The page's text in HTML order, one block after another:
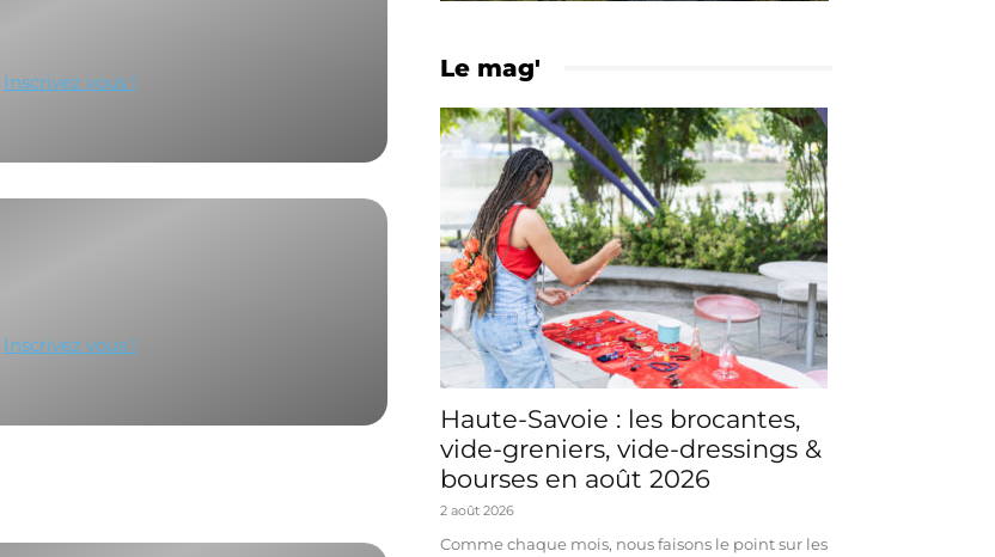
Inscrivez vous !
Inscrivez vous !
Le mag'
Haute-Savoie : les brocantes,
vide-greniers, vide-dressings &
bourses en août 2026
2 août 2026
Comme chaque mois, nous faisons le point sur les